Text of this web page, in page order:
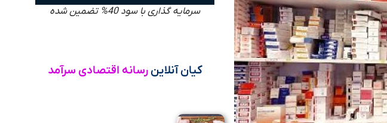
سرمایه گذاری با سود 40% تضمین شده
کیان آنلاین رسانه اقتصادی سرآمد